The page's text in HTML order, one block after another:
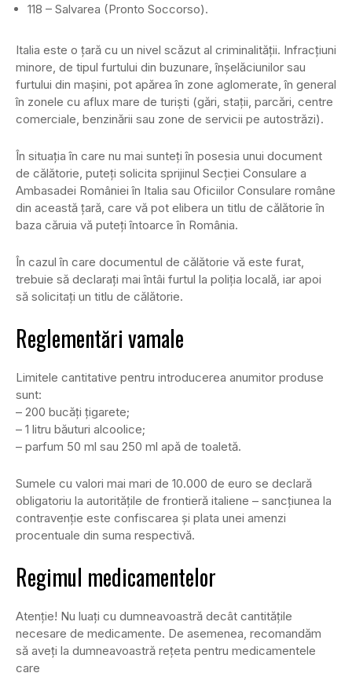
118 – Salvarea (Pronto Soccorso).
Italia este o ţară cu un nivel scăzut al criminalităţii. Infracţiuni
minore, de tipul furtului din buzunare, înşelăciunilor sau
furtului din maşini, pot apărea în zone aglomerate, în general
în zonele cu aflux mare de turişti (gări, staţii, parcări, centre
comerciale, benzinării sau zone de servicii pe autostrăzi).
În situaţia în care nu mai sunteţi în posesia unui document
de călătorie, puteţi solicita sprijinul Secţiei Consulare a
Ambasadei României în Italia sau Oficiilor Consulare române
din această ţară, care vă pot elibera un titlu de călătorie în
baza căruia vă puteţi întoarce în România.
În cazul în care documentul de călătorie vă este furat,
trebuie să declaraţi mai întâi furtul la poliţia locală, iar apoi
să solicitaţi un titlu de călătorie.
Reglementări vamale
Limitele cantitative pentru introducerea anumitor produse
sunt:
– 200 bucăţi ţigarete;
– 1 litru băuturi alcoolice;
– parfum 50 ml sau 250 ml apă de toaletă.
Sumele cu valori mai mari de 10.000 de euro se declară
obligatoriu la autorităţile de frontieră italiene – sancţiunea la
contravenţie este confiscarea şi plata unei amenzi
procentuale din suma respectivă.
Regimul medicamentelor
Atenţie! Nu luaţi cu dumneavoastră decât cantităţile
necesare de medicamente. De asemenea, recomandăm
să aveţi la dumneavoastră reţeta pentru medicamentele
care